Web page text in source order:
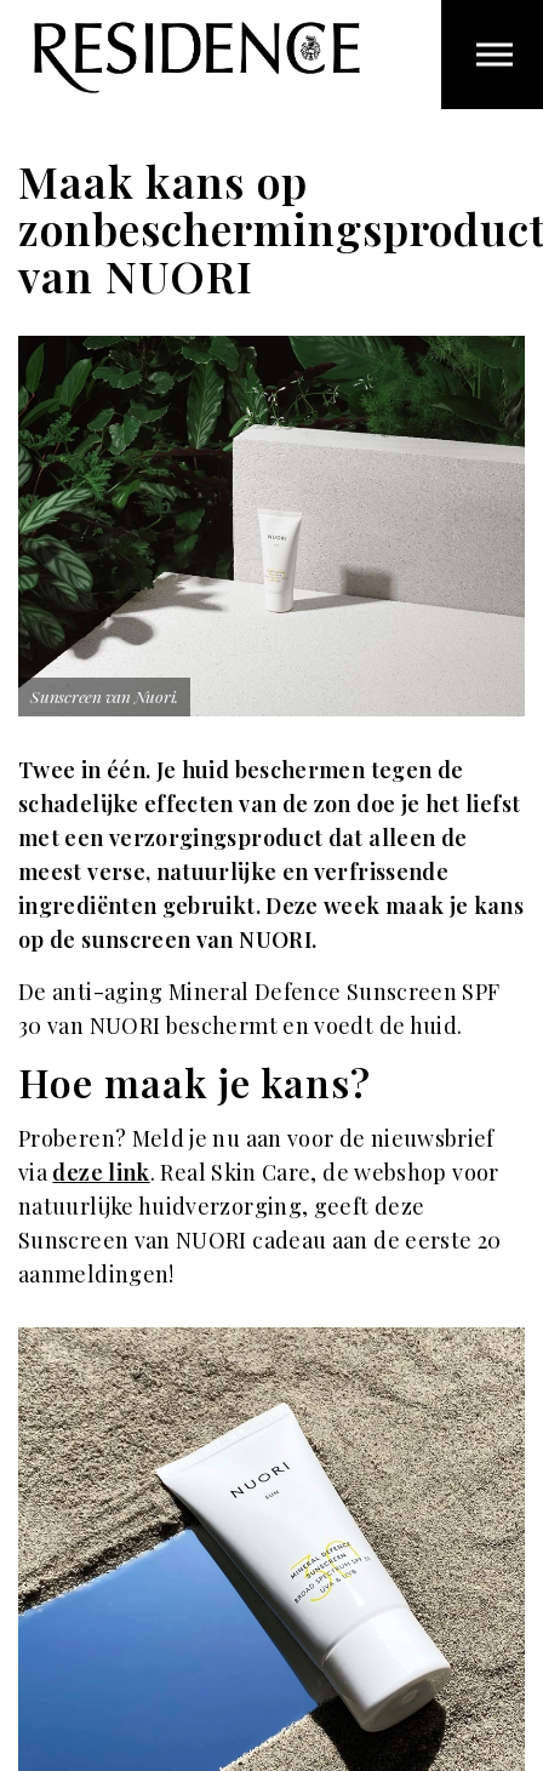
Overslaan en ga direct naar de inhoud
Maak kans op
van NUORI
Sunscreen van Nuori.
Twee in één. Je huid beschermen tegen de
schadelijke effecten van de zon doe je het liefst
met een verzorgingsproduct dat alleen de
meest verse, natuurlijke en verfrissende
ingrediënten gebruikt. Deze week maak je kans
op de sunscreen van NUORI.
De anti-aging Mineral Defence Sunscreen SPF
30 van NUORI beschermt en voedt de huid.
Hoe maak je kans?
Proberen? Meld je nu aan voor de nieuwsbrief
via deze link. Real Skin Care, de webshop voor
natuurlijke huidverzorging, geeft deze
Sunscreen van NUORI cadeau aan de eerste 20
aanmeldingen!